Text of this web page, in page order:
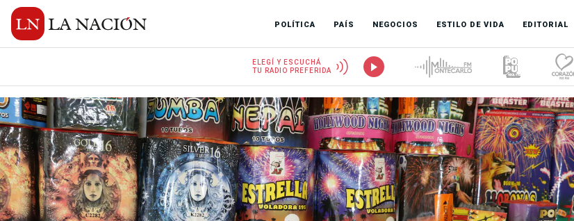
POLÍTICA PAÍS NEGOCIOS ESTILO DE VIDA EDITORIAL
ELEGÍ Y ESCUCHÁ
TU RADIO PREFERIDA